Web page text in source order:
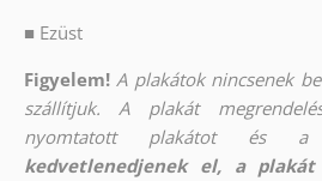
■ Ezüst
Figyelem! A plakátok nincsenek
szállítjuk. A plakát
nyomtatott plakátot és a
kedvetlenedjenek el, a plakát